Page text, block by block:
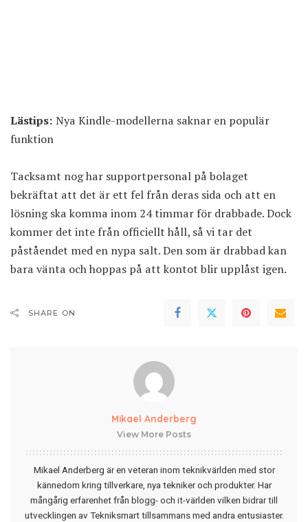
Lästips: Nya Kindle-modellerna saknar en populär
funktion
Tacksamt nog har supportpersonal på bolaget
bekräftat att det är ett fel från deras sida och att en
lösning ska komma inom 24 timmar för drabbade. Dock
kommer det inte från officiellt håll, så vi tar det
påståendet med en nypa salt. Den som är drabbad kan
bara vänta och hoppas på att kontot blir upplåst igen.
SHARE ON
Mikael Anderberg
View More Posts
Mikael Anderberg är en veteran inom teknikvärlden med stor
kännedom kring tillverkare, nya tekniker och produkter. Har
mångårig erfarenhet från blogg- och it-världen vilken bidrar till
utvecklingen av Tekniksmart tillsammans med andra entusiaster.